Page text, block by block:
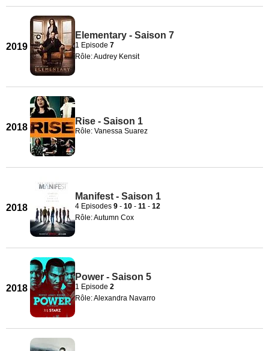
2019
Elementary - Saison 7
1 Episode 7
Rôle: Audrey Kensit
2018
Rise - Saison 1
Rôle: Vanessa Suarez
2018
Manifest - Saison 1
4 Episodes 9 - 10 - 11 - 12
Rôle: Autumn Cox
2018
Power - Saison 5
1 Episode 2
Rôle: Alexandra Navarro